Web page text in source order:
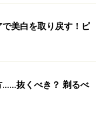
ケアできるので、
。
ンス
円（税抜）／SK-II
美白を取り戻す！ピ
……抜くべき？ 剃るべ